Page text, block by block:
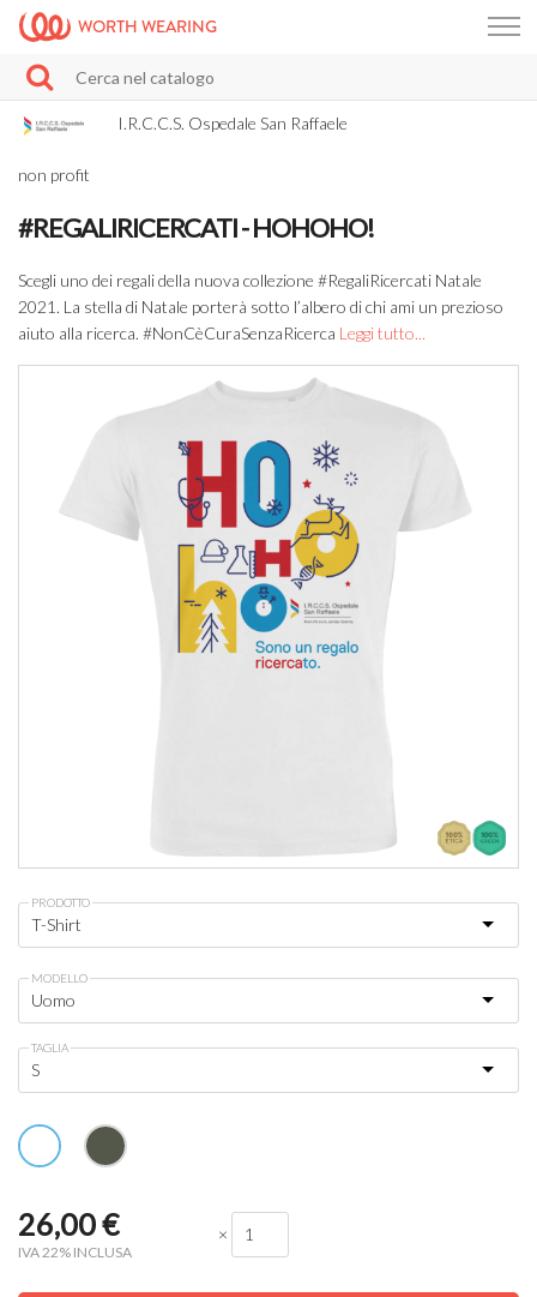
WORTH WEARING
I.R.C.C.S. Ospedale San Raffaele
non profit
#REGALIRICERCATI - HOHOHO!
Scegli uno dei regali della nuova collezione #RegaliRicercati Natale
2021. La stella di Natale porterà sotto l’albero di chi ami un prezioso
aiuto alla ricerca. #NonCèCuraSenzaRicerca Leggi tutto...
PRODOTTO
MODELLO
TAGLIA
26,00€
IVA 22% INCLUSA
×